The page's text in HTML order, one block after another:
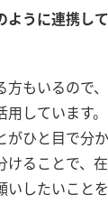
うに連携し
方もいるので
用しています
がひと目で分
けることで、
いしたいこと